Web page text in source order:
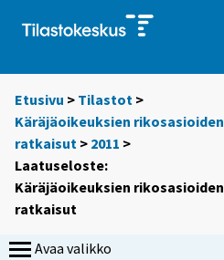
Etusivu > Tilastot >
Käräjäoikeuksien rikosasioiden
ratkaisut > 2011 >
Laatuseloste:
Käräjäoikeuksien rikosasioiden
ratkaisut
Avaa valikko